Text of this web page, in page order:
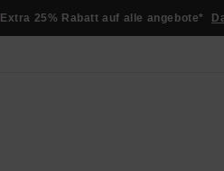
Extra 25% Rabatt auf alle angebote*